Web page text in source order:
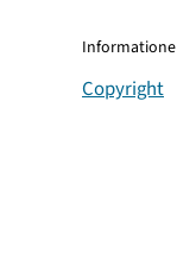
Copyright